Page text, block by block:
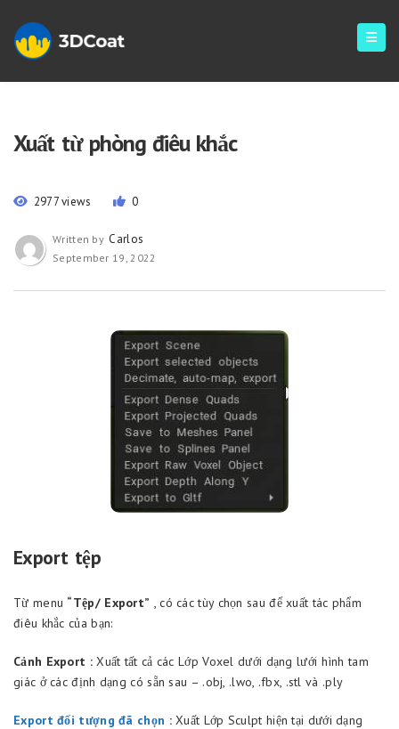
Xuất từ phòng điêu khắc
2977 views 0
Written by Carlos
September 19, 2022
Export tệp
Từ menu “Tệp/ Export” , có các tùy chọn sau để xuất tác phẩm
điêu khắc của bạn:
Cảnh Export :Xuất tất cả các Lớp Voxel dưới dạng lưới hình tam
giác ở các định dạng có sẵn sau – .obj, .lwo, .fbx, .stl và .ply
Export đối tượng đã chọn :Xuất Lớp Sculpt hiện tại dưới dạng